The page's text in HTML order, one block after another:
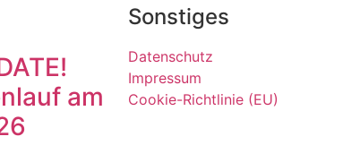
am
Sonstiges
Datenschutz
Impressum
Cookie-Richtlinie (EU)